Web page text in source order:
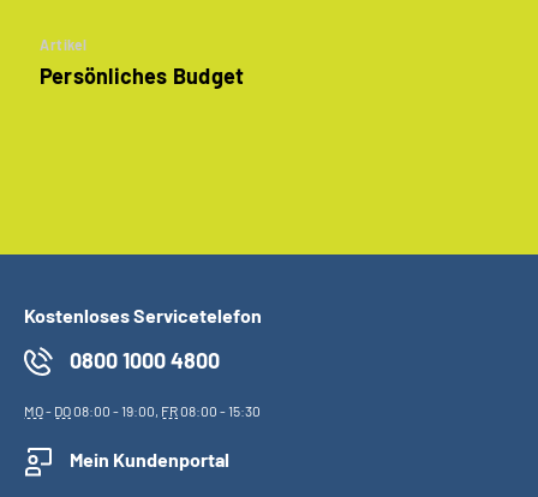
Artikel
Persönliches Budget
Kostenloses Servicetelefon
0800 1000 4800
MO- DO08:00 - 19:00, FR08:00 - 15:30
Mein Kundenportal